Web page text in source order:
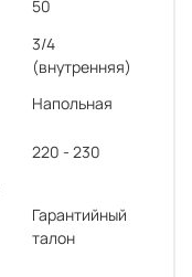
50
3/4
(внутренняя)
Напольная
220 - 230
Гарантийный
талон